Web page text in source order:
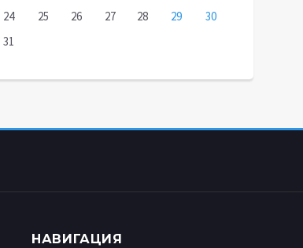
24
25 26 27 28 29
30
31
НАВИГАЦИЯ